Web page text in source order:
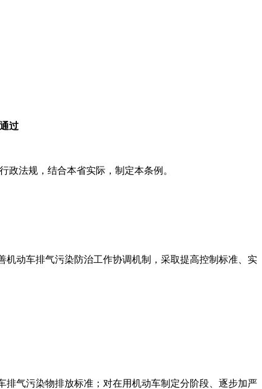
过
法规，结合本省实际，制定本条例。
动车排气污染防治工作协调机制，采取提高控制标准、实
气污染物排放标准；对在用机动车制定分阶段、逐步加严